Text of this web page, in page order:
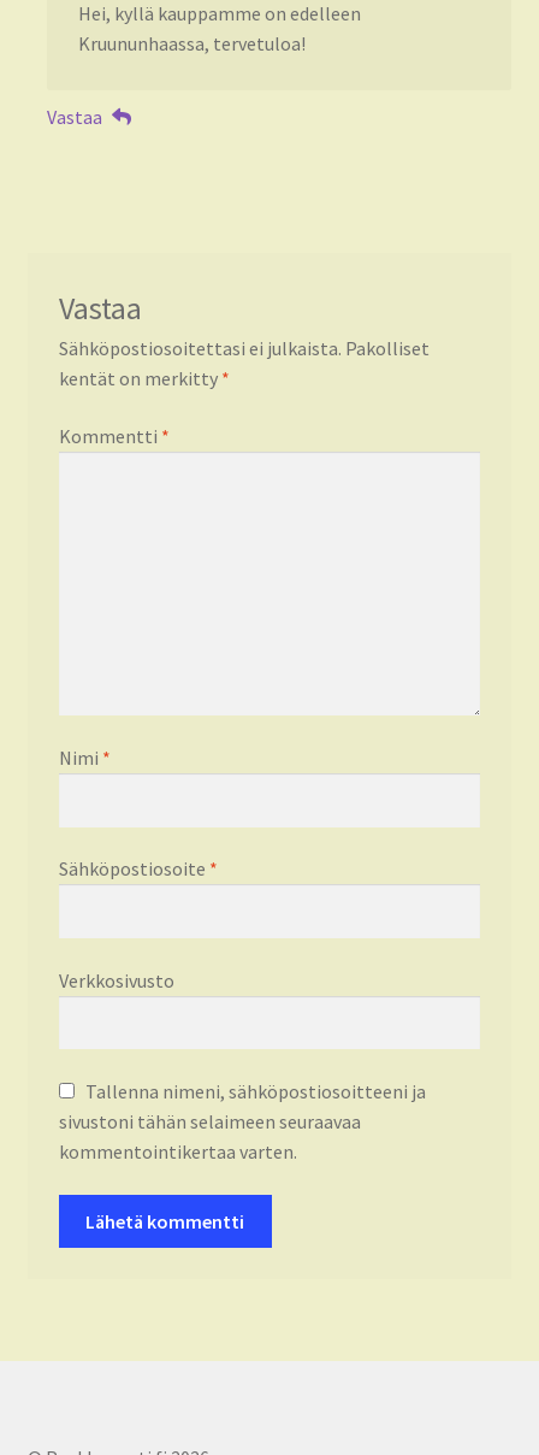
Hei, kyllä kauppamme on edelleen
Kruununhaassa, tervetuloa!
Vastaa
Vastaa
Sähköpostiosoitettasi ei julkaista. Pakolliset
kentät on merkitty *
Kommentti *
Nimi *
Sähköpostiosoite *
Verkkosivusto
Tallenna nimeni, sähköpostiosoitteeni ja
sivustoni tähän selaimeen seuraavaa
kommentointikertaa varten.